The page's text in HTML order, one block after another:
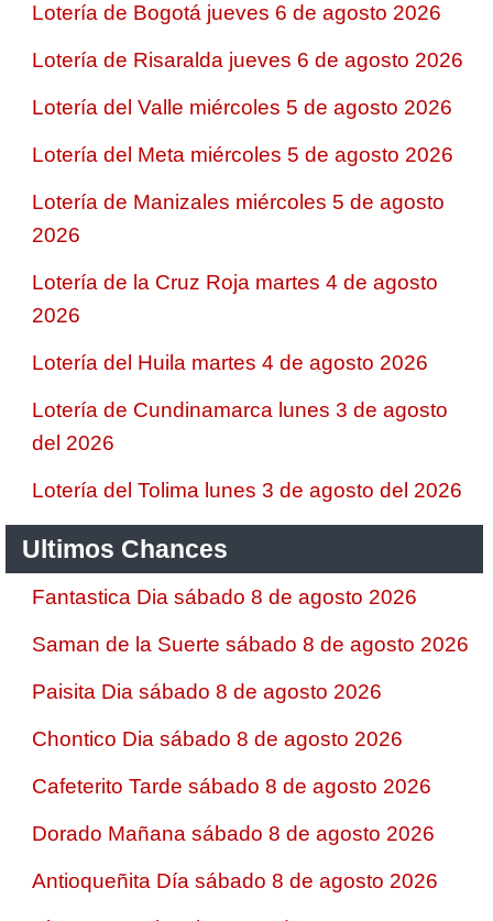
Lotería de Bogotá jueves 6 de agosto 2026
Lotería de Risaralda jueves 6 de agosto 2026
Lotería del Valle miércoles 5 de agosto 2026
Lotería del Meta miércoles 5 de agosto 2026
Lotería de Manizales miércoles 5 de agosto
2026
Lotería de la Cruz Roja martes 4 de agosto
2026
Lotería del Huila martes 4 de agosto 2026
Lotería de Cundinamarca lunes 3 de agosto
del 2026
Lotería del Tolima lunes 3 de agosto del 2026
Ultimos Chances
Fantastica Dia sábado 8 de agosto 2026
Saman de la Suerte sábado 8 de agosto 2026
Paisita Dia sábado 8 de agosto 2026
Chontico Dia sábado 8 de agosto 2026
Cafeterito Tarde sábado 8 de agosto 2026
Dorado Mañana sábado 8 de agosto 2026
Antioqueñita Día sábado 8 de agosto 2026